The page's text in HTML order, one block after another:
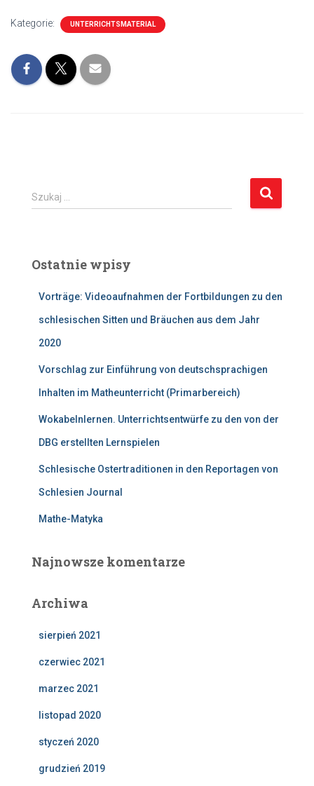
Kategorie: UNTERRICHTSMATERIAL
S
z
j
Szukaj …
Ostatnie wpisy
Vorträge: Videoaufnahmen der Fortbildungen zu den
schlesischen Sitten und Bräuchen aus dem Jahr
2020
Vorschlag zur Einführung von deutschsprachigen
Inhalten im Matheunterricht (Primarbereich)
Wokabelnlernen. Unterrichtsentwürfe zu den von der
DBG erstellten Lernspielen
Schlesische Ostertraditionen in den Reportagen von
Schlesien Journal
Mathe-Matyka
Najnowsze komentarze
Archiwa
sierpień 2021
czerwiec 2021
marzec 2021
listopad 2020
styczeń 2020
grudzień 2019